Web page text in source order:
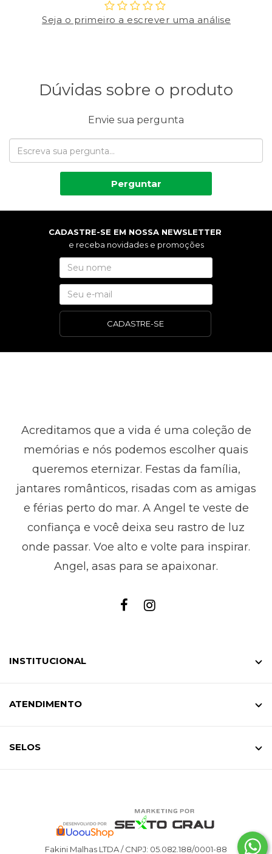
Seja o primeiro a escrever uma análise
Dúvidas sobre o produto
Envie sua pergunta
Perguntar
CADASTRE-SE EM NOSSA NEWSLETTER
e receba novidades e promoções
CADASTRE-SE
Acreditamos que a vida é uma coleção de
memórias e nós podemos escolher quais
queremos eternizar. Festas da família,
jantares românticos, risadas com as amigas
e férias perto do mar. A Angel te veste de
confiança e você deixa seu rastro de luz
onde passar. Voe alto e volte para inspirar.
Angel, asas para se apaixonar.
INSTITUCIONAL
ATENDIMENTO
SELOS
Fakini Malhas LTDA / CNPJ: 05.082.188/0001-88